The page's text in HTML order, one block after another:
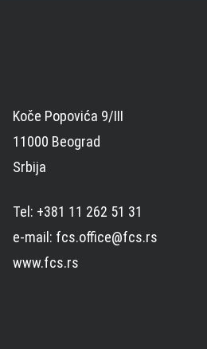
Koče Popovića 9/III
11000 Beograd
Srbija
Tel: +381 11 262 51 31
e-mail: fcs.office@fcs.rs
www.fcs.rs